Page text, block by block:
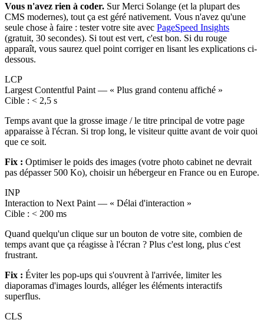
Vous n'avez rien à coder. Sur Merci Solange (et la plupart des
CMS modernes), tout ça est géré nativement. Vous n'avez qu'une
seule chose à faire : tester votre site avec PageSpeed Insights
(gratuit, 30 secondes). Si tout est vert, c'est bon. Si du rouge
apparaît, vous saurez quel point corriger en lisant les explications ci-
dessous.
LCP
Largest Contentful Paint — « Plus grand contenu affiché »
Cible : < 2,5 s
Temps avant que la grosse image / le titre principal de votre page
apparaisse à l'écran. Si trop long, le visiteur quitte avant de voir quoi
que ce soit.
Fix : Optimiser le poids des images (votre photo cabinet ne devrait
pas dépasser 500 Ko), choisir un hébergeur en France ou en Europe.
INP
Interaction to Next Paint — « Délai d'interaction »
Cible : < 200 ms
Quand quelqu'un clique sur un bouton de votre site, combien de
temps avant que ça réagisse à l'écran ? Plus c'est long, plus c'est
frustrant.
Fix : Éviter les pop-ups qui s'ouvrent à l'arrivée, limiter les
diaporamas d'images lourds, alléger les éléments interactifs
superflus.
CLS